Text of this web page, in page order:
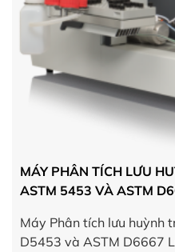
MÁY PHÂN TÍCH LƯU
ASTM 5453 VÀ ASTM
Máy Phân tích lưu huỳnh
D5453 và ASTM D6667